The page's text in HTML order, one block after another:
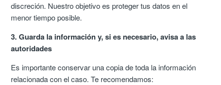
discreción. Nuestro objetivo es proteger tus datos en el
menor tiempo posible.
3. Guarda la información y, si es necesario, avisa a las
autoridades
Es importante conservar una copia de toda la información
relacionada con el caso. Te recomendamos: